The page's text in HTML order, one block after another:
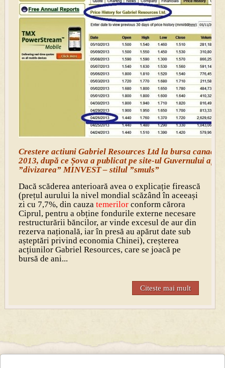
Crestere actiuni Gabriel Resources Ltd la bursa
2013, după ce Șova a publicat pe site-ul Guvernului
”divizarea” MINVEST – stilul ”smuls”
Dacă scăderea anterioară avea o explicație firească
(prețul aurului la nivel mondial scăzând în aceeași
zi cu 7,7%, din cauza temerilorconform cărora
Ciprul, pentru a obține fondurile externe necesare
restructurării băncilor, ar vinde excesul de aur din
rezerva națională, iar în presă au apărut date sub
așteptări privind economia Chinei), creșterea
acțiunilor Gabriel Resources, care se joacă pe
bursă de ani...
Citeste mai mult